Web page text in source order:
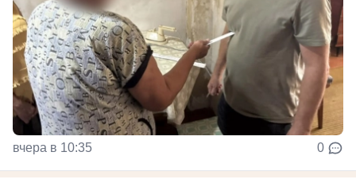
вчера в 10:35 0